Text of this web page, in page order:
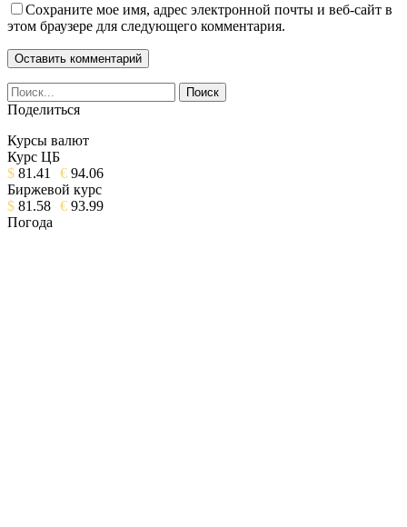
Сохраните мое имя, адрес электронной почты и веб-сайт в
этом браузере для следующего комментария.
Поделиться
Курсы валют
Курс ЦБ
$ 81.41 € 94.06
Биржевой курс
$ 81.58 € 93.99
Погода